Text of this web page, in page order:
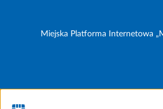
Miejska Platforma Internetowa